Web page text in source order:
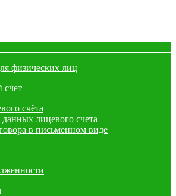
физических лиц
счет
счёта
лицевого счета
в письменном виде